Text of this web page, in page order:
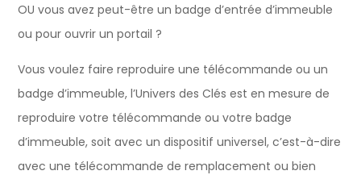
OU vous avez peut-être un badge d’entrée d’immeuble
ou pour ouvrir un portail ?
Vous voulez faire reproduire une télécommande ou un
badge d’immeuble, l’Univers des Clés est en mesure de
reproduire votre télécommande ou votre badge
d’immeuble, soit avec un dispositif universel, c’est-à-dire
avec une télécommande de remplacement ou bien